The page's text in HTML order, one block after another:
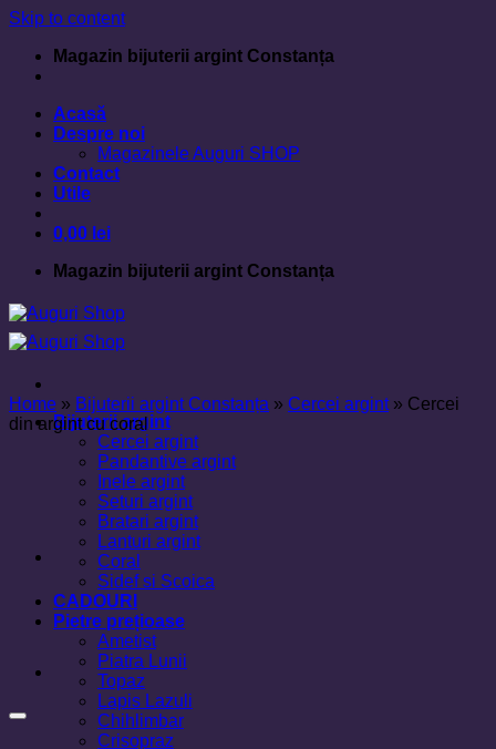
Skip to content
Magazin bijuterii argint Constanța
Acasă
Despre noi
Magazinele Auguri SHOP
Contact
Utile
0,00 lei
Magazin bijuterii argint Constanța
Bijuterii argint
Cercei argint
Pandantive argint
Inele argint
Seturi argint
Bratari argint
Lanturi argint
Coral
Sidef si Scoica
CADOURI
Pietre prețioase
Ametist
Piatra Lunii
Topaz
Lapis Lazuli
Chihlimbar
Crisopraz
Home » Bijuterii argint Constanța » Cercei argint» Cercei
din argint cu coral